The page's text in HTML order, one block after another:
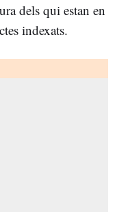
dels qui estan en
indexats.